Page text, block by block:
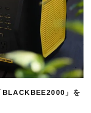
BLACKBEE2000」を